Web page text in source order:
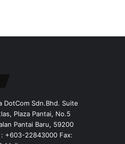
DotCom Sdn.Bhd. Suite
Plaza Pantai, No.5
Pantai Baru, 59200
: +603-22843000 Fax: